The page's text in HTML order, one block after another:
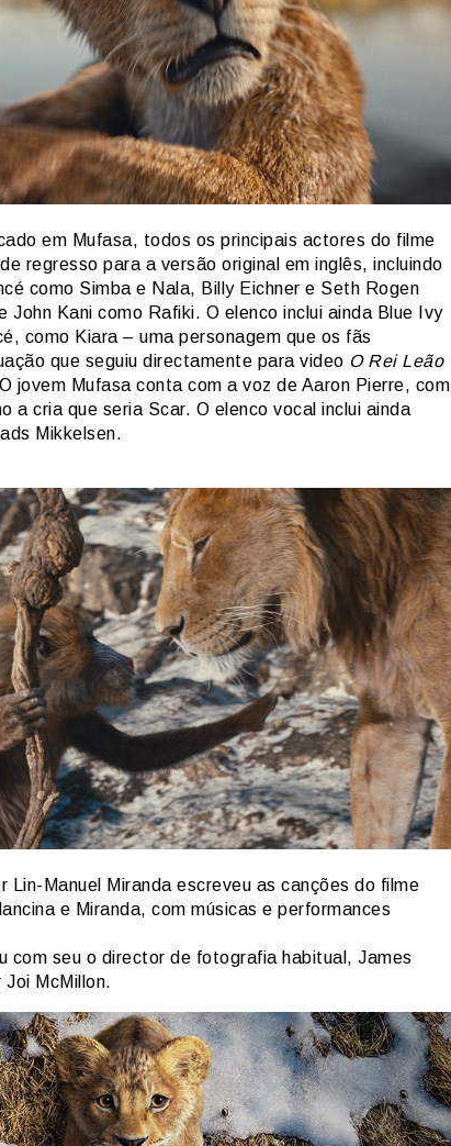
em Mufasa, todos os principais actores do filme
regresso para a versão original em inglês, incluindo
como Simba e Nala, Billy Eichner e Seth Rogen
John Kani como Rafiki. O elenco inclui ainda Blue Ivy
como Kiara – uma personagem que os fãs
que seguiu directamente para video O Rei Leão
jovem Mufasa conta com a voz de Aaron Pierre, com
a cria que seria Scar. O elenco vocal inclui ainda
Mikkelsen.
Lin-Manuel Miranda escreveu as canções do filme
e Miranda, com músicas e performances
com seu o director de fotografia habitual, James
McMillon.